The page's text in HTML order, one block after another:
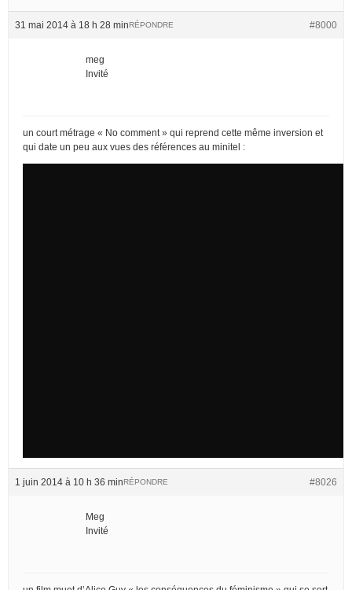
31 mai 2014 à 18 h 28 min #8000
RÉPONDRE
meg
Invité
un court métrage « No comment » qui reprend cette même inversion et
qui date un peu aux vues des références au minitel :
1 juin 2014 à 10 h 36 min #8026
RÉPONDRE
Meg
Invité